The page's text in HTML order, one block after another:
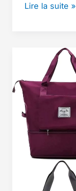
Les
voyage
femme
tendance
les
plus
élégants
en【2026】
Lire la suite »